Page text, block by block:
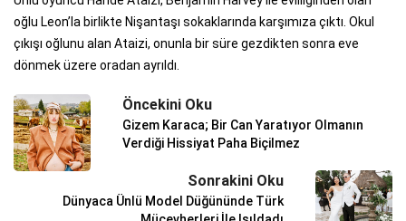
oğlu Leon’la birlikte Nişantaşı sokaklarında karşımıza çıktı. Okul
çıkışı oğlunu alan Ataizi, onunla bir süre gezdikten sonra eve
dönmek üzere oradan ayrıldı.
Öncekini Oku
Gizem Karaca; Bir Can Yaratıyor Olmanın
Verdiği Hissiyat Paha Biçilmez
Sonrakini Oku
Dünyaca Ünlü Model Düğününde Türk